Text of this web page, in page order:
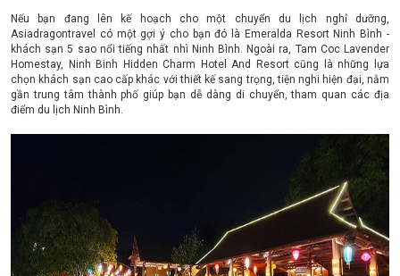
Nếu bạn đang lên kế hoạch cho một chuyển du lịch nghỉ dưỡng,
Asiadragontravel có một gợi ý cho bạn đó là Emeralda Resort Ninh Bình -
khách sạn 5 sao nổi tiếng nhất nhì Ninh Bình. Ngoài ra, Tam Coc Lavender
Homestay, Ninh Binh Hidden Charm Hotel And Resort cũng là những lựa
chọn khách sạn cao cấp khác với thiết kế sang trọng, tiện nghi hiện đại, nằm
gần trung tâm thành phố giúp bạn dễ dàng di chuyển, tham quan các địa
điểm du lịch Ninh Bình.